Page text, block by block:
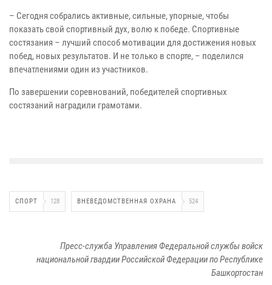
– Сегодня собрались активные, сильные, упорные, чтобы
показать свой спортивный дух, волю к победе. Спортивные
состязания – лучший способ мотивации для достижения новых
побед, новых результатов. И не только в спорте, – поделился
впечатлениями один из участников.
По завершении соревнований, победителей спортивных
состязаний наградили грамотами.
СПОРТ 128 ВНЕВЕДОМСТВЕННАЯ ОХРАНА 524
Пресс-служба Управления Федеральной службы войск
национальной гвардии Российской Федерации по Республике
Башкортостан